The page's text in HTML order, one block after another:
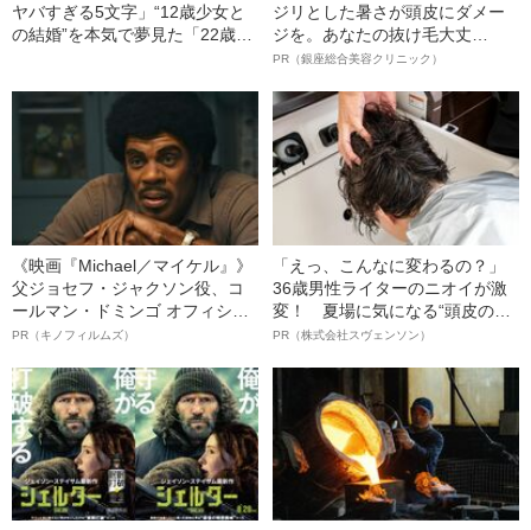
ヤバすぎる5文字」“12歳少女と
の結婚”を本気で夢見た「22歳男
ジリとした暑さが頭皮にダメー
ジを。あなたの抜け毛大丈
夫！？
PR（銀座総合美容クリニック）
《映画『Michael／マイケル』》
父ジョセフ・ジャクソン役、コ
ールマン・ドミンゴ オフィシャ
ルインタビュー“観客を魅了した
語る”《日本興収70億円突破》
PR（キノフィルムズ）
「えっ、こんなに変わるの？」
36歳男性ライターのニオイが激
変！ 夏場に気になる“頭皮のニ
オイ”や“ベタつき”を解消す
ト”が生み出した徹底ケアとは
PR（株式会社スヴェンソン）